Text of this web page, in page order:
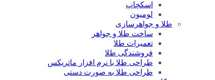
اسکچاپ
لومیون
طلا و جواهرسازی
ساخت طلا و جواهر
تعمیرات طلا
فروشندگی طلا
طراحی طلا با نرم افزار ماتریکس
طراحی طلا به صورت دستی